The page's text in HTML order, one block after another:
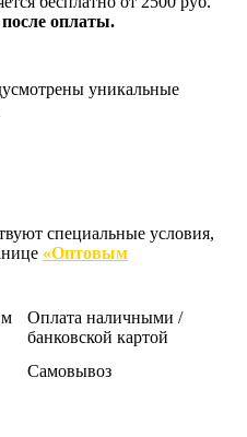
оплаты.
уникальные
специальные условия,
«Оптовым
Оплата наличными /
банковской картой
Самовывоз